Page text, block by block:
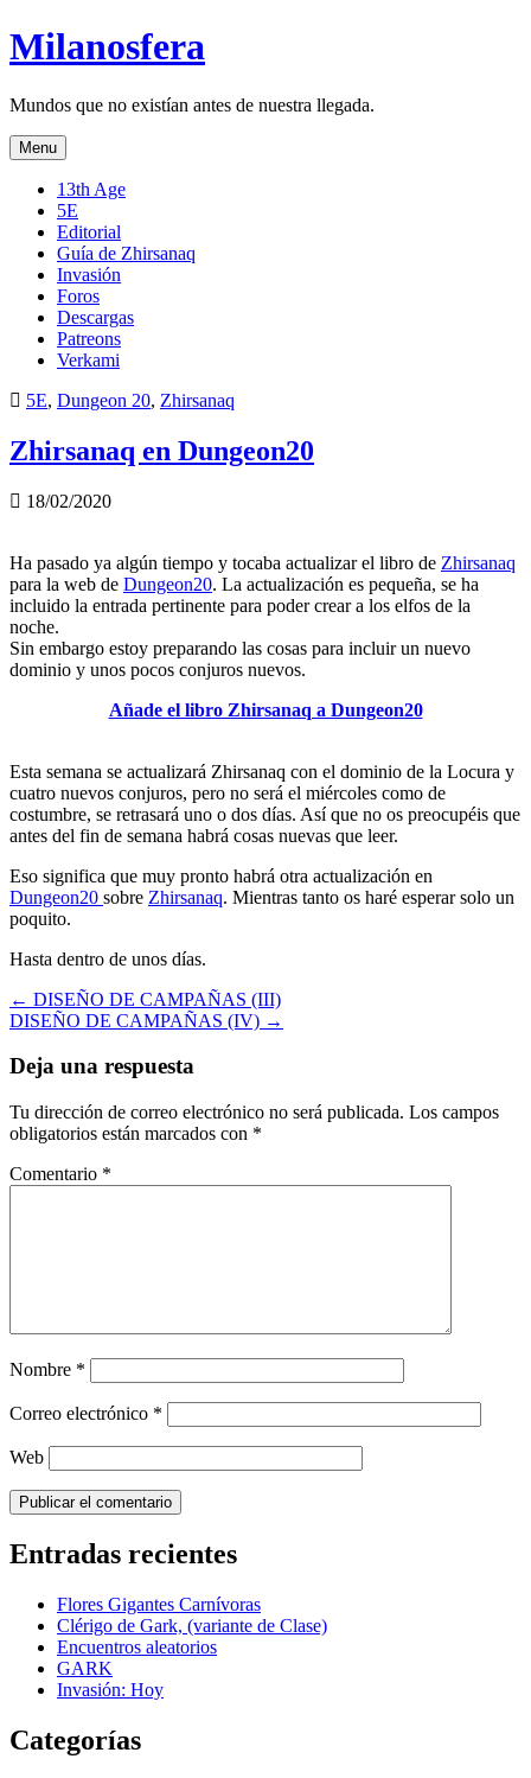
Skip
to
Milanosfera
Mundos que no existían antes de nuestra llegada.
Menu
13th Age
5E
Editorial
Guía de Zhirsanaq
Invasión
Foros
Descargas
Patreons
Verkami
Posted
5E, Dungeon 20, Zhirsanaq
Zhirsanaq en Dungeon20
Published
18/02/2020
Ha pasado ya algún tiempo y tocaba actualizar el libro de Zhirsanaq
para la web de Dungeon20. La actualización es pequeña, se ha
incluido la entrada pertinente para poder crear a los elfos de la
noche.
Sin embargo estoy preparando las cosas para incluir un nuevo
dominio y unos pocos conjuros nuevos.
Añade el libro Zhirsanaq a Dungeon20
Esta semana se actualizará Zhirsanaq con el dominio de la Locura y
cuatro nuevos conjuros, pero no será el miércoles como de
costumbre, se retrasará uno o dos días. Así que no os preocupéis que
antes del fin de semana habrá cosas nuevas que leer.
Eso significa que muy pronto habrá otra actualización en
Dungeon20 sobre Zhirsanaq. Mientras tanto os haré esperar solo un
poquito.
Hasta dentro de unos días.
Navegación
de
entradas
← DISEÑO DE CAMPAÑAS (III)
DISEÑO DE CAMPAÑAS (IV) →
Deja una respuesta
Tu dirección de correo electrónico no será publicada. Los campos
obligatorios están marcados con *
Comentario *
Nombre *
Correo electrónico *
Web
Entradas recientes
Flores Gigantes Carnívoras
Clérigo de Gark, (variante de Clase)
Encuentros aleatorios
GARK
Invasión: Hoy
Categorías